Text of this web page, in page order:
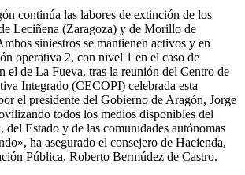
continúa las labores de extinción de los
Leciñena (Zaragoza) y de Morillo de
siniestros se mantienen activos y en
operativa 2, con nivel 1 en el caso de
el de La Fueva, tras la reunión del Centro de
Integrado (CECOPI) celebrada esta
el presidente del Gobierno de Aragón, Jorge
todos los medios disponibles del
Estado y de las comunidades autónomas
ha asegurado el consejero de Hacienda,
Pública, Roberto Bermúdez de Castro.